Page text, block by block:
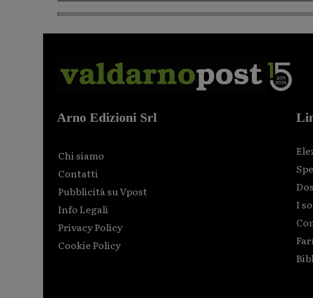
Arno Edizioni Srl
Chi siamo
Contatti
Pubblicità su Vpost
Info Legali
Privacy Policy
Cookie Policy
I